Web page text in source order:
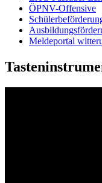
ÖPNV-Offensive
Meldeportal